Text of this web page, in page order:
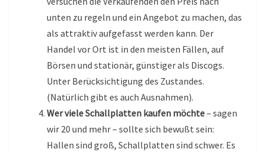
unten zu regeln und ein Angebot zu machen, das
als attraktiv aufgefasst werden kann. Der
Handel vor Ort ist in den meisten Fällen, auf
Börsen und stationär, günstiger als Discogs.
Unter Berücksichtigung des Zustandes.
(Natürlich gibt es auch Ausnahmen).
Wer viele Schallplatten kaufen möchte– sagen
wir 20 und mehr – sollte sich bewußt sein:
Hallen sind groß, Schallplatten sind schwer. Es